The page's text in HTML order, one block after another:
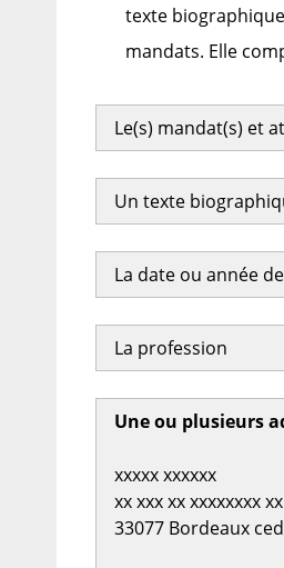
texte
mandats. Elle
Le(s) mandat(s) et
Un texte
La date ou année
La profession
Une ou plusieurs
xxxxx xxxxxx
xx xxx xx xxxxxxxx
33077 Bordeaux